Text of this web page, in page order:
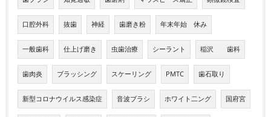
口腔外科 抜歯 神経 歯磨き粉 年末年始 休み
一般歯科 仕上げ磨き 虫歯治療 シーラント 稲沢 歯科
歯肉炎 ブラッシング スケーリング PMTC 歯石取り
新型コロナウイルス感染症 音波ブラシ ホワイト二ング 国府宮